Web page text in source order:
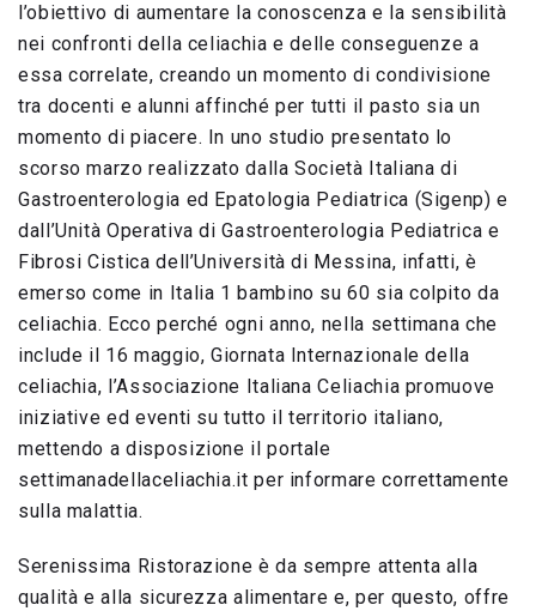
l’obiettivo di aumentare la conoscenza e la sensibilità
nei confronti della celiachia e delle conseguenze a
essa correlate, creando un momento di condivisione
tra docenti e alunni affinché per tutti il pasto sia un
momento di piacere. In uno studio presentato lo
scorso marzo realizzato dalla Società Italiana di
Gastroenterologia ed Epatologia Pediatrica (Sigenp) e
dall’Unità Operativa di Gastroenterologia Pediatrica e
Fibrosi Cistica dell’Università di Messina, infatti, è
emerso come in Italia 1 bambino su 60 sia colpito da
celiachia. Ecco perché ogni anno, nella settimana che
include il 16 maggio, Giornata Internazionale della
celiachia, l’Associazione Italiana Celiachia promuove
iniziative ed eventi su tutto il territorio italiano,
mettendo a disposizione il portale
settimanadellaceliachia.it per informare correttamente
sulla malattia.
Serenissima Ristorazione è da sempre attenta alla
qualità e alla sicurezza alimentare e, per questo, offre